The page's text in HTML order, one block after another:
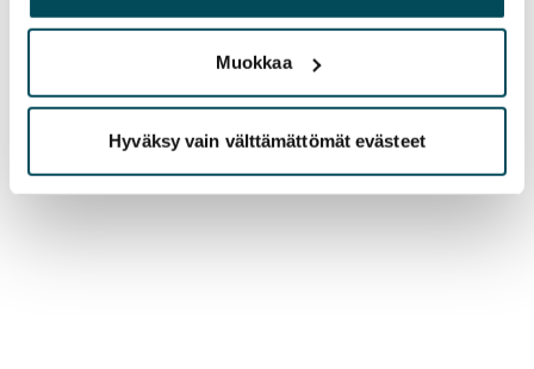
palvelujaan.
Muokkaa
Hyväksy vain välttämättömät evästeet